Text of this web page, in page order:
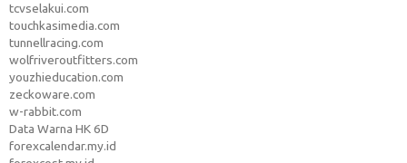
tcvselakui.com
touchkasimedia.com
tunnellracing.com
wolfriveroutfitters.com
youzhieducation.com
zeckoware.com
w-rabbit.com
Data Warna HK 6D
forexcalendar.my.id